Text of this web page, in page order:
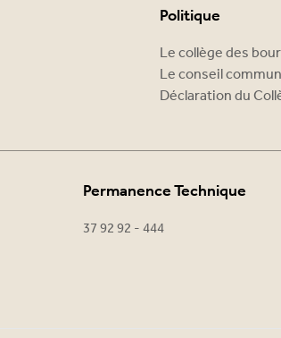
Politique
Le collège des
Le conseil
Déclaration du
Permanence Technique
37 92 92 - 444